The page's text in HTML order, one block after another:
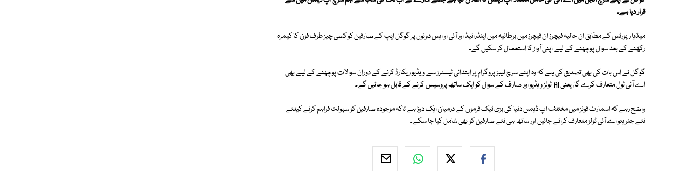
قرار دیا ہے۔
میڈیا رپورٹس کے مطابق ان حالیہ فیچرز ان فیچرز میں برطانیہ میں اینڈرائیڈ اور آئی او ایس دونوں پر گوگل ایپ کے صارفین کو کسی چیز طرف فون کا کیمرہ
رکھنے کے بعد سوال پوچھنے کے لیے اپنی آواز کا استعمال کر سکیں گے۔
گوگل نے اس بات کی بھی تصدیق کی ہے کہ وہ اپنے سرچ لیبز پروگرام پر ابتدائی ٹیسٹرز سے ویڈیو ریکارڈ کرنے کے دوران سوالات پوچھنے کے لیے بھی
اے آئی ٹول متعارف کرے گا، یعنی AI ٹولز ویڈیو اور صارف کے سوال کو ایک ساتھ پروسیس کرنے کے قابل ہو جائیں گے۔
واضح رہے کہ اسمارٹ فونز میں مختلف اپ ڈیٹس دنیا کی بڑی ٹیک فرموں کے درمیان ایک دوڑ ہے تاکہ موجودہ صارفین کو سہولت فراہم کرنے کیلئے
نئے جنریٹو اے آئی ٹولز متعارف کرائے جائیں اور ساتھ ہی نئے صارفین کو بھی شامل کیا جا سکے۔